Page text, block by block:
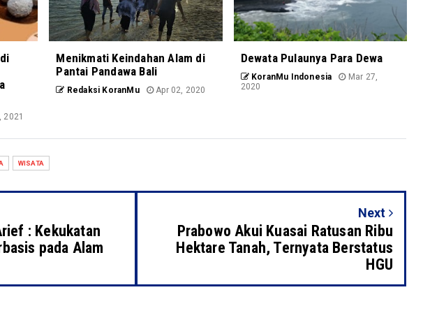
2021
Menikmati Keindahan Alam di
Pantai Pandawa Bali
Redaksi KoranMu Apr 02, 2020
Dewata Pulaunya Para Dewa
KoranMu Indonesia
Mar 27,
2020
WISATA
: Kekukatan
pada Alam
Next
Prabowo Akui Kuasai Ratusan Ribu
Hektare Tanah, Ternyata Berstatus
HGU